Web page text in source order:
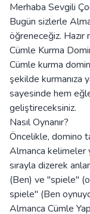
Merhaba Sevgili
Bugün sizlerle
öğreneceğiz. Hazır
Cümle Kurma
Cümle kurma
şekilde kurmanıza
sayesinde hem
geliştireceksiniz.
Nasıl Oynanır?
Öncelikle, domino
Almanca kelimeler
sırayla dizerek
(Ben) ve "spiele"
spiele" (Ben
Almanca Cümle